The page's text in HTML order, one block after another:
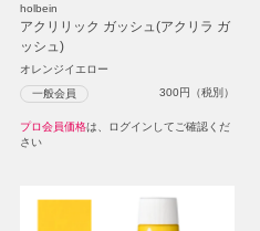
holbein
アクリリック ガッシュ(アクリラ ガ
ッシュ)
オレンジイエロー
一般会員 300円（税別）
プロ会員価格は、ログインしてご確認くだ
さい